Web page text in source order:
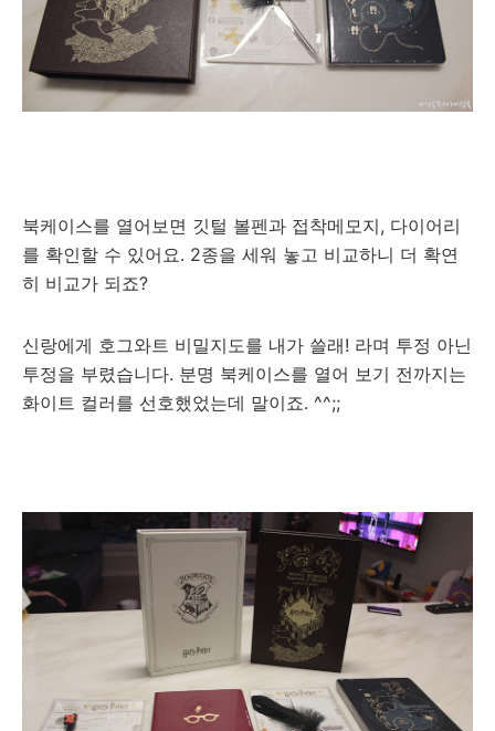
북케이스를 열어보면 깃털 볼펜과 접착메모지, 다이어리
를 확인할 수 있어요. 2종을 세워 놓고 비교하니 더 확연
히 비교가 되죠?
신랑에게 호그와트 비밀지도를 내가 쓸래! 라며 투정 아닌
투정을 부렸습니다. 분명 북케이스를 열어 보기 전까지는
화이트 컬러를 선호했었는데 말이죠. ^^;;